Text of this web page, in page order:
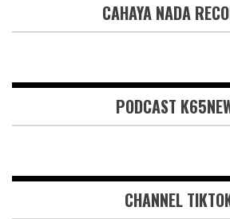
CAHAYA NADA
PODCAST
CHANNEL